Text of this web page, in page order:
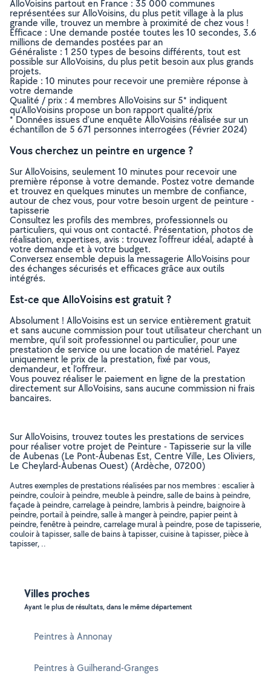
AlloVoisins partout en France : 35 000 communes
représentées sur AlloVoisins, du plus petit village à la plus
grande ville, trouvez un membre à proximité de chez vous !
Efficace : Une demande postée toutes les 10 secondes, 3.6
millions de demandes postées par an
Généraliste : 1 250 types de besoins différents, tout est
possible sur AlloVoisins, du plus petit besoin aux plus grands
projets.
Rapide : 10 minutes pour recevoir une première réponse à
votre demande
Qualité / prix : 4 membres AlloVoisins sur 5* indiquent
qu’AlloVoisins propose un bon rapport qualité/prix
* Données issues d’une enquête AlloVoisins réalisée sur un
échantillon de 5 671 personnes interrogées (Février 2024)
Vous cherchez un peintre en urgence ?
Sur AlloVoisins, seulement 10 minutes pour recevoir une
première réponse à votre demande. Postez votre demande
et trouvez en quelques minutes un membre de confiance,
autour de chez vous, pour votre besoin urgent de peinture -
tapisserie
Consultez les profils des membres, professionnels ou
particuliers, qui vous ont contacté. Présentation, photos de
réalisation, expertises, avis : trouvez l'offreur idéal, adapté à
votre demande et à votre budget.
Conversez ensemble depuis la messagerie AlloVoisins pour
des échanges sécurisés et efficaces grâce aux outils
intégrés.
Est-ce que AlloVoisins est gratuit ?
Absolument ! AlloVoisins est un service entièrement gratuit
et sans aucune commission pour tout utilisateur cherchant un
membre, qu’il soit professionnel ou particulier, pour une
prestation de service ou une location de matériel. Payez
uniquement le prix de la prestation, fixé par vous,
demandeur, et l’offreur.
Vous pouvez réaliser le paiement en ligne de la prestation
directement sur AlloVoisins, sans aucune commission ni frais
bancaires.
Sur AlloVoisins, trouvez toutes les prestations de services
pour réaliser votre projet de Peinture - Tapisserie sur la ville
de Aubenas (Le Pont-Aubenas Est, Centre Ville, Les Oliviers,
Le Cheylard-Aubenas Ouest) (Ardèche, 07200)
Autres exemples de prestations réalisées par nos membres : escalier à
peindre, couloir à peindre, meuble à peindre, salle de bains à peindre,
façade à peindre, carrelage à peindre, lambris à peindre, baignoire à
peindre, portail à peindre, salle à manger à peindre, papier peint à
peindre, fenêtre à peindre, carrelage mural à peindre, pose de tapisserie,
couloir à tapisser, salle de bains à tapisser, cuisine à tapisser, pièce à
tapisser, ..
Villes proches
Ayant le plus de résultats, dans le même département
Peintres à Annonay
Peintres à Guilherand-Granges